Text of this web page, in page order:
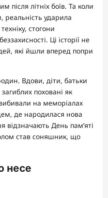
після літніх боїв. Та коли
реальність ударила
стогони
Ці історії не
які йшли вперед попри
Вдови, діти, батьки
поховані як
вибивали на меморіалах
де народилася нова
відзначають День пам’яті
став соняшник, що
несе